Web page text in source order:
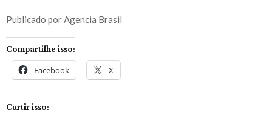
Publicado por Agencia Brasil
Compartilhe isso:
Facebook X
Curtir isso: